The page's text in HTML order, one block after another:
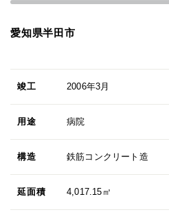
愛知県半田市
竣工 2006年3月
用途 病院
構造 鉄筋コンクリート造
延面積 4,017.15㎡